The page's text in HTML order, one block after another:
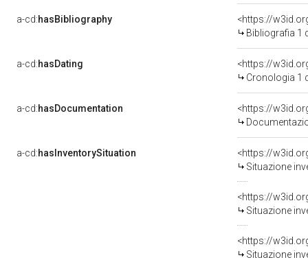
a-cd:hasBibliography
<https://
Bibliografia 1
a-cd:hasDating
<https://
Cronologia 1
a-cd:hasDocumentation
a-cd:hasInventorySituation
<https://
Situazione
<https://
Situazione
<https://
Situazione